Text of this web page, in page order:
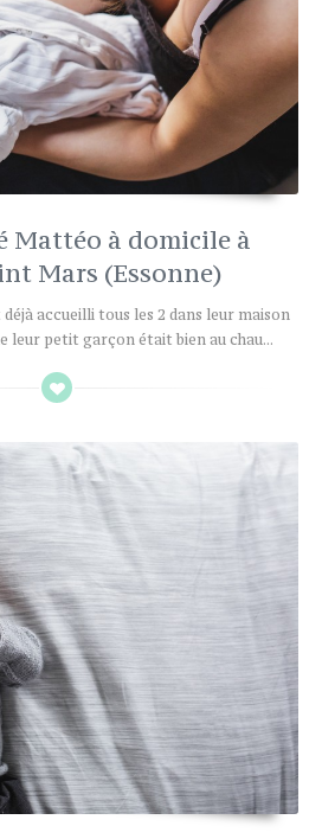
Mattéo à domicile à
Mars (Essonne)
accueilli tous les 2 dans leur maison
leur petit garçon était bien au chau...